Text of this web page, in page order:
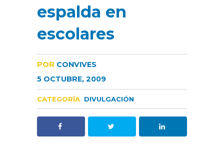
espalda en
escolares
POR CONVIVES
5 OCTUBRE, 2009
CATEGORÍA DIVULGACIÓN